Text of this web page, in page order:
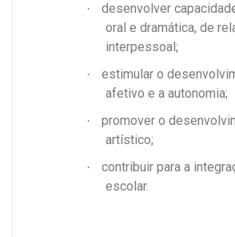
·
desenvolver
oral e dramática, de
interpessoal;
·
estimular o
afetivo e a autonomia;
·
promover o
artístico;
·
contribuir para a
escolar.